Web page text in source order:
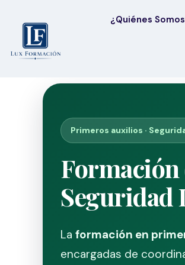
¿Quiénes
Primeros auxilios ·
Formación
Seguridad
La formación en
encargadas de